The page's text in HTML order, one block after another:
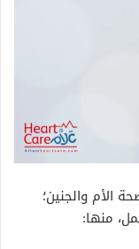
الأم والجنين؛
منها: